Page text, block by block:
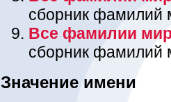
сборник фамилий
Все фамилии
сборник фамилий
Значение имени